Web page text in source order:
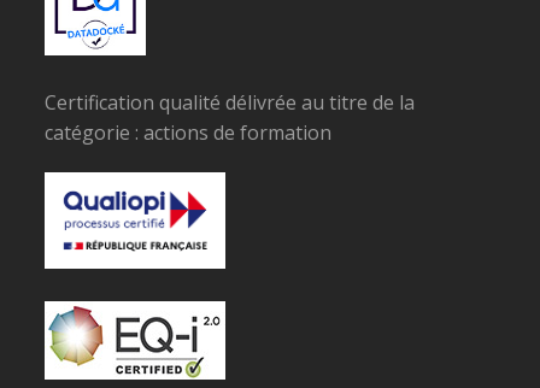
Certification qualité délivrée au titre de la
catégorie : actions de formation